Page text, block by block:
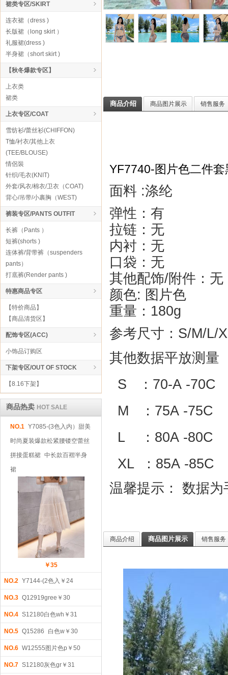
裙类专区/SKIRT
连衣裙（dress )
长版裙（long skirt ）
礼服裙(dress )
半身裙（short skirt )
【秋冬爆款专区】
上衣类
裙类
上衣专区/COAT
雪纺衫/蕾丝衫(CHIFFON)
T恤/衬衣/其他上衣
(TEE/BLOUSE)
情侶裝
针织/毛衣(KNIT)
外套/风衣/棉衣/卫衣（COAT)
背心/吊带/小裹胸（WEST)
裤装专区/PANTS OUTFIT
长裤（Pants ）
短裤(shorts )
连体裤/背带裤（suspenders
pants）
打底裤(Render pants )
特惠商品专区
【特价商品】
【商品清货区】
配饰专区(ACC)
小饰品订购区
下架专区/OUT OF STOCK
【8.16下架】
商品热卖 HOT SALE
NO.1 Y7085-(3色入内）甜美
时尚夏装爆款松紧腰镂空蕾丝
拼接蛋糕裙 中长款百褶半身
裙
￥35
NO.2 Y7144-(2色入￥24
NO.3 Q12919gree￥30
NO.4 S12180白色wh￥31
NO.5 Q15286 白色w￥30
NO.6 W12555图片色p￥50
NO.7 S12180灰色gr￥31
商品介绍 商品图片展示 销售服务
YF7740-图片色二件
面料 :涤纶
弹性：有
拉链：无
内衬：无
口袋：无
其他配饰/附件：无
颜色: 图片色
重量：180g
参考尺寸：S/M/L/
其他数据平放测量
S ：70-A -
M ： 75A -
L ：80A -
XL ：85A -
温馨提示： 数据
商品介绍 商品图片展示 销售服务